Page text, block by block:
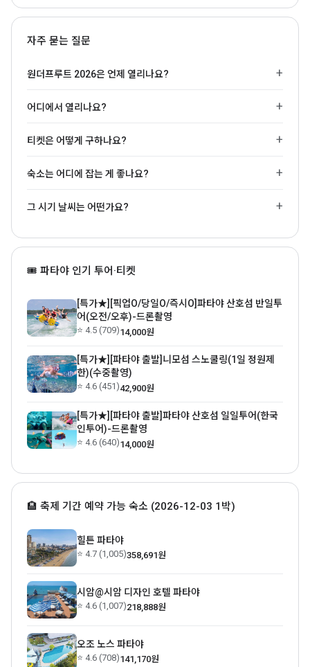
자주 묻는 질문
원더프루트 2026은 언제 열리나요?
어디에서 열리나요?
티켓은 어떻게 구하나요?
숙소는 어디에 잡는 게 좋나요?
그 시기 날씨는 어떤가요?
🎟 파타야 인기 투어·티켓
[특가★][픽업O/당일O/즉시O]파타야 산호섬 반일투
어(오전/오후)-드론촬영
⭐ 4.5 (709)14,000원
[특가★][파타야 출발]니모섬 스노쿨링(1일 정원제
한)(수중촬영)
⭐ 4.6 (451)42,900원
[특가★][파타야 출발]파타야 산호섬 일일투어(한국
인투어)-드론촬영
⭐ 4.6 (640)14,000원
🏨 축제 기간 예약 가능 숙소 (2026-12-03 1박)
힐튼 파타야
⭐ 4.7 (1,005)358,691원
시암@시암 디자인 호텔 파타야
⭐ 4.6 (1,007)218,888원
오조 노스 파타야
⭐ 4.6 (708)141,170원